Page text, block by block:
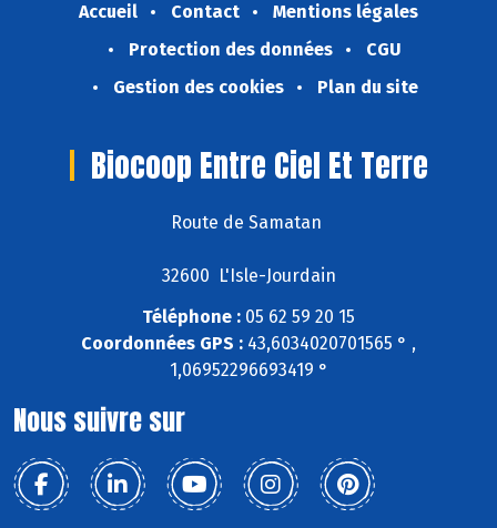
Accueil Contact
Mentions légales
Protection des données
CGU
Gestion des cookies
Plan du site
Biocoop Entre Ciel Et Terre
Route de Samatan
32600 L'Isle-Jourdain
Téléphone : 05 62 59 20 15
Coordonnées GPS : 43,6034020701565 ° ,
1,06952296693419 °
Nous suivre sur